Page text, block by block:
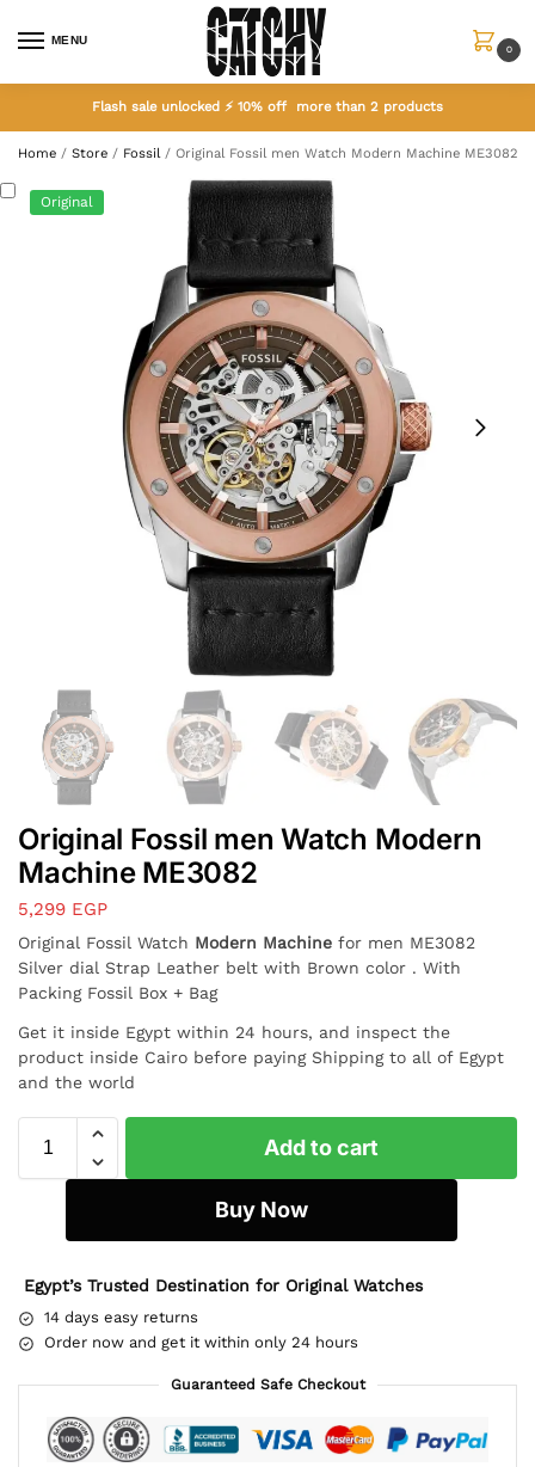
MENU
0
Flash sale unlocked ⚡ 10% off more than 2 products
Home / Store / Fossil / Original Fossil men Watch Modern Machine ME3082
Original
Original Fossil men Watch Modern
Machine ME3082
5,299 EGP
Original Fossil Watch Modern Machine for men ME3082
Silver dial Strap Leather belt with Brown color . With
Packing Fossil Box + Bag
Get it inside Egypt within 24 hours, and inspect the
product inside Cairo before paying Shipping to all of Egypt
and the world
Add to cart
Buy Now
Egypt’s Trusted Destination for Original Watches
14 days easy returns
Order now and get it within only 24 hours
Guaranteed Safe Checkout